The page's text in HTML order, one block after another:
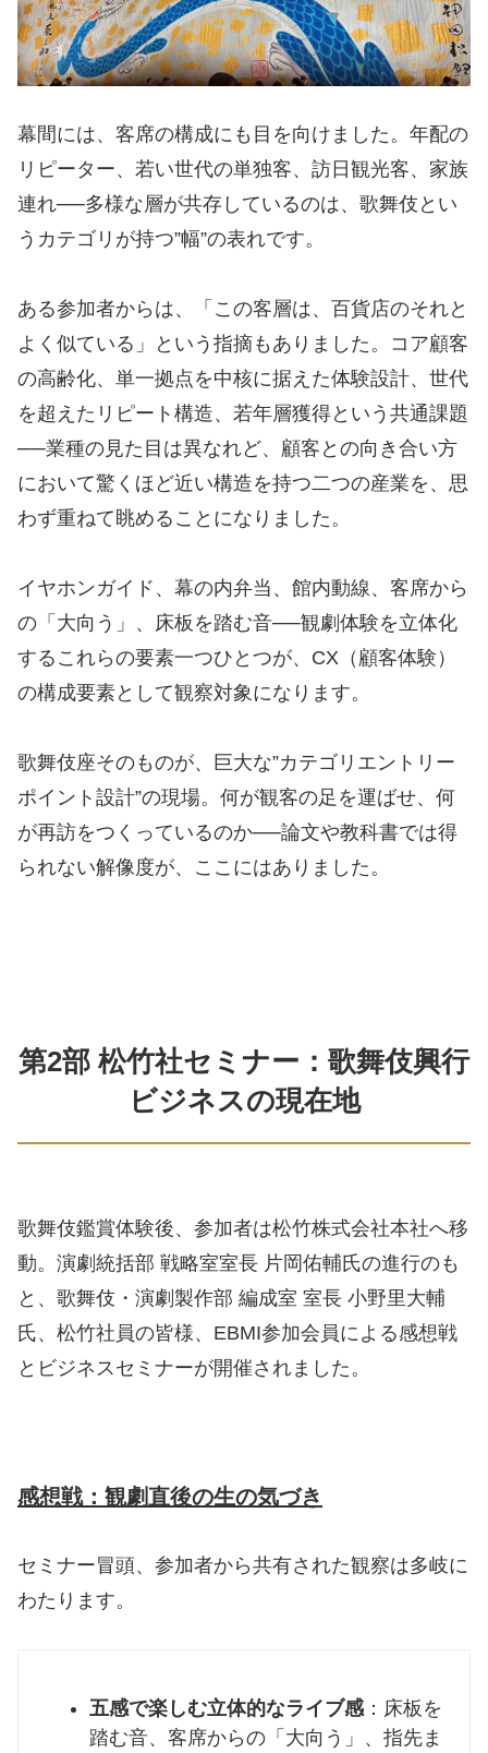
幕間には、客席の構成にも目を向けました。年配の
リピーター、若い世代の単独客、訪日観光客、家族
連れ──多様な層が共存しているのは、歌舞伎とい
うカテゴリが持つ”幅”の表れです。
ある参加者からは、「この客層は、百貨店のそれと
よく似ている」という指摘もありました。コア顧客
の高齢化、単一拠点を中核に据えた体験設計、世代
を超えたリピート構造、若年層獲得という共通課題
──業種の見た目は異なれど、顧客との向き合い方
において驚くほど近い構造を持つ二つの産業を、思
わず重ねて眺めることになりました。
イヤホンガイド、幕の内弁当、館内動線、客席から
の「大向う」、床板を踏む音──観劇体験を立体化
するこれらの要素一つひとつが、CX（顧客体験）
の構成要素として観察対象になります。
歌舞伎座そのものが、巨大な”カテゴリエントリー
ポイント設計”の現場。何が観客の足を運ばせ、何
が再訪をつくっているのか──論文や教科書では得
られない解像度が、ここにはありました。
第2部 松竹社セミナー：歌舞伎興行
ビジネスの現在地
歌舞伎鑑賞体験後、参加者は松竹株式会社本社へ移
動。演劇統括部 戦略室室長 片岡佑輔氏の進行のも
と、歌舞伎・演劇製作部 編成室 室長 小野里大輔
氏、松竹社員の皆様、EBMI参加会員による感想戦
とビジネスセミナーが開催されました。
感想戦：観劇直後の生の気づき
セミナー冒頭、参加者から共有された観察は多岐に
わたります。
五感で楽しむ立体的なライブ感：床板を
踏む音、客席からの「大向う」、指先ま